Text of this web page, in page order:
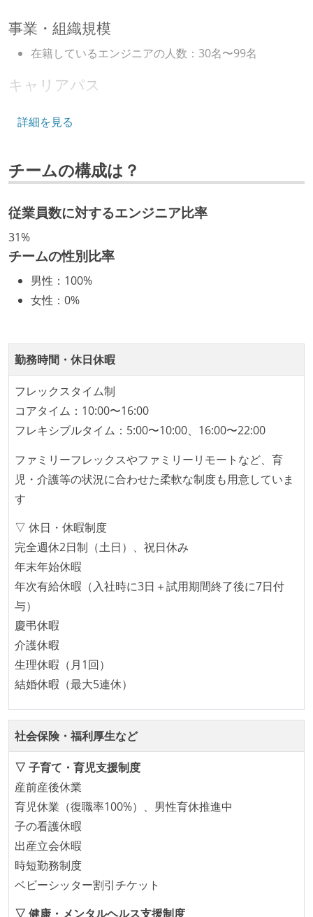
事業・組織規模
在籍しているエンジニアの人数：30名〜99名
キャリアパス
いる
など、キャリア形成を目的とした職域を超えての積極
的な異動が推奨され、実施されている
マネージャーやCTOと高頻度（月1程度）でキャリアに
年収800万円以上のエンジニアに、マネジメントの役
割を持たない人がいる
技術カルチャー
化を行う役割の人・部門が存在する
取締役（社内）または執行役員として、エンジニアリ
経営トップがエンジニア出身、または現役のエンジニ
アである
社外から登壇を依頼・指名を受けるようなエンジニア
が在籍している
エンジニアが自発的に外部のイベントやカンファレン
最新技術を追いかけるための社内勉強会が定期開催さ
れ、参加者が自主的に参加している
Slack等で、最新技術の良し悪しをメンバーがよく会話
している
開発メンバーの裁量
設計・実装から運用までを同じ開発チームが担い、フ
ロントエンド、バックエンド、インフラといった役割
の境界を超えて、個人が必要な範囲にまで染み出して
いく姿勢が根付いている
ユーザーのニーズや課題を理解するために、開発チー
ムのメンバーが、ユーザーインタビューに参加してい
る
1年以内に、技術負債を解消するためのプロジェクト
や、古くなったツールのリプレイスプロジェクトがボ
トムアップで実施されたことがある
OS やエディタ、IDE といった個人の環境は、各自の責
任で好きなものを使うことができる
企画を決定する場に、実装を担当する開発メンバーが
参加している
タスクの見積もりは、実装を担当するメンバーが中心
詳細を見る
チームの構成は？
従業員数に対するエンジニア比率
31%
チームの性別比率
男性 ： 100%
女性 ： 0%
勤務時間・休日休暇
フレックスタイム制
コアタイム：10:00〜16:00
フレキシブルタイム：5:00〜10:00、16:00〜22:00
ファミリーフレックスやファミリーリモートなど、育
児・介護等の状況に合わせた柔軟な制度も用意していま
す
▽ 休日・休暇制度
完全週休2日制（土日）、祝日休み
年末年始休暇
年次有給休暇（入社時に3日＋試用期間終了後に7日付
与）
慶弔休暇
介護休暇
生理休暇（月1回）
結婚休暇（最大5連休）
社会保険・福利厚生など
▽ 子育て・育児支援制度
産前産後休業
育児休業（復職率100%）、男性育休推進中
子の看護休暇
出産立会休暇
時短勤務制度
ベビーシッター割引チケット
▽ 健康・メンタルヘルス支援制度